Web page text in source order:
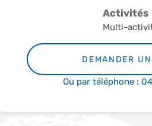
Activités
Multi-
DEMANDER
Ou par téléphone :